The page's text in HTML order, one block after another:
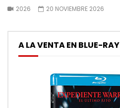
2026 20 NOVIEMBRE 2026
A LA VENTA EN BLUE-RAY